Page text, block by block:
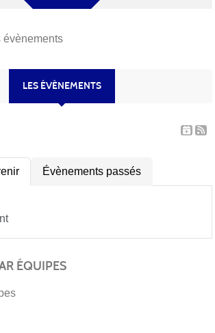
évènements
LES ÉVÈNEMENTS
Évènements passés
ÉQUIPES